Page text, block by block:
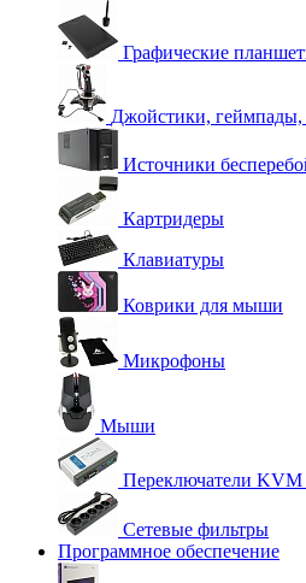
Графические
Джойстики, геймпады,
Источники
Картридеры
Клавиатуры
Коврики для мыши
Микрофоны
Мыши
Переключатели KVM
Сетевые фильтры
Программное обеспечение